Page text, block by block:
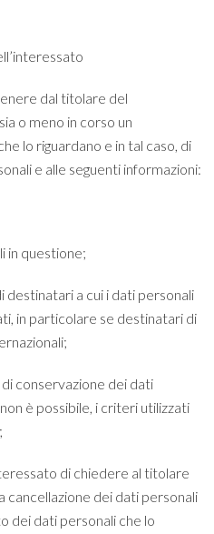
dal titolare del
o meno in corso un
lo riguardano e in tal caso, di
e alle seguenti informazioni:
in questione;
destinatari a cui i dati personali
in particolare se destinatari di
conservazione dei dati
è possibile, i criteri utilizzati
di chiedere al titolare
dei dati personali
dei dati personali che lo